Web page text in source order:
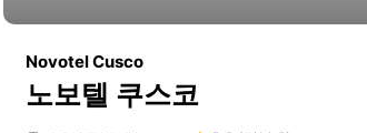
Novotel Cusco
노보텔 쿠스코